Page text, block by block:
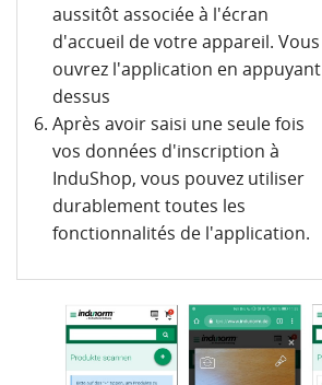
aussitôt associée à l'écran
d'accueil de votre appareil. Vous
ouvrez l'application en appuyant
dessus
Après avoir saisi une seule fois
vos données d'inscription à
InduShop, vous pouvez utiliser
durablement toutes les
fonctionnalités de l'application.